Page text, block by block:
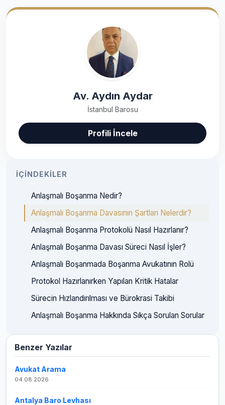
Av. Aydın Aydar
İstanbul Barosu
Profili İncele
İÇINDEKILER
Anlaşmalı Boşanma Nedir?
Anlaşmalı Boşanma Davasının Şartları Nelerdir?
Anlaşmalı Boşanma Protokolü Nasıl Hazırlanır?
Anlaşmalı Boşanma Davası Süreci Nasıl İşler?
Anlaşmalı Boşanmada Boşanma Avukatının Rolü
Protokol Hazırlanırken Yapılan Kritik Hatalar
Sürecin Hızlandırılması ve Bürokrasi Takibi
Anlaşmalı Boşanma Hakkında Sıkça Sorulan Sorular
Benzer Yazılar
Avukat Arama
04.08.2026
Antalya Baro Levhası